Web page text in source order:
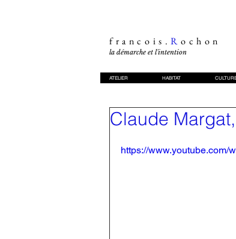
francois.Rochon
la démarche et l'intention
ATELIER HABITAT
Claude
https://www.youtube.com/